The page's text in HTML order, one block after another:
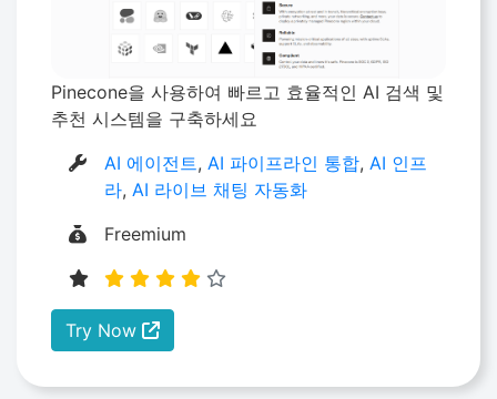
Pinecone을 사용하여 빠르고 효율적인 AI 검색 및
추천 시스템을 구축하세요
AI 에이전트,AI 파이프라인 통합,AI 인프
라,AI 라이브 채팅 자동화
Freemium
Try Now